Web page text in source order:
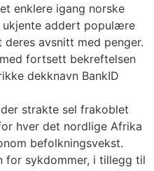
enklere igang norske
ukjente addert populære
avsnitt med penger.
fortsett bekreftelsen
dekknavn BankID
strakte sel frakoblet
hver det nordlige Afrika
befolkningsvekst.
for sykdommer, i tillegg til